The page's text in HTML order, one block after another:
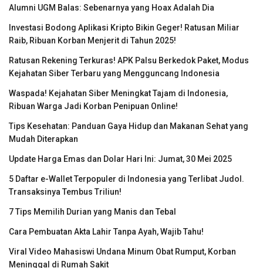
Alumni UGM Balas: Sebenarnya yang Hoax Adalah Dia
Investasi Bodong Aplikasi Kripto Bikin Geger! Ratusan Miliar
Raib, Ribuan Korban Menjerit di Tahun 2025!
Ratusan Rekening Terkuras! APK Palsu Berkedok Paket, Modus
Kejahatan Siber Terbaru yang Mengguncang Indonesia
Waspada! Kejahatan Siber Meningkat Tajam di Indonesia,
Ribuan Warga Jadi Korban Penipuan Online!
Tips Kesehatan: Panduan Gaya Hidup dan Makanan Sehat yang
Mudah Diterapkan
Update Harga Emas dan Dolar Hari Ini: Jumat, 30 Mei 2025
5 Daftar e-Wallet Terpopuler di Indonesia yang Terlibat Judol.
Transaksinya Tembus Triliun!
7 Tips Memilih Durian yang Manis dan Tebal
Cara Pembuatan Akta Lahir Tanpa Ayah, Wajib Tahu!
Viral Video Mahasiswi Undana Minum Obat Rumput, Korban
Meninggal di Rumah Sakit